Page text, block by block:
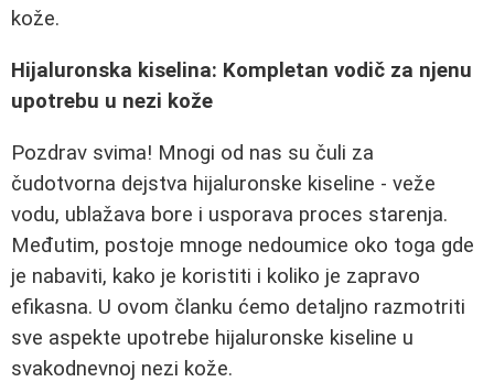
kože.
Hijaluronska kiselina: Kompletan vodič za njenu
upotrebu u nezi kože
Pozdrav svima! Mnogi od nas su čuli za
čudotvorna dejstva hijaluronske kiseline - veže
vodu, ublažava bore i usporava proces starenja.
Međutim, postoje mnoge nedoumice oko toga gde
je nabaviti, kako je koristiti i koliko je zapravo
efikasna. U ovom članku ćemo detaljno razmotriti
sve aspekte upotrebe hijaluronske kiseline u
svakodnevnoj nezi kože.